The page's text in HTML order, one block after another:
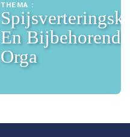
THEMA :
En Bijbehorende
Orga